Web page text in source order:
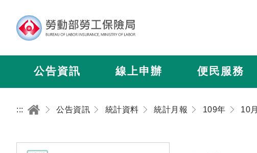
公告資訊 線上申辦 便民服務
::: 公告資訊 統計資料 統計月報 109年 10月